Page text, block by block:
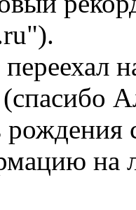
(спасибо
на